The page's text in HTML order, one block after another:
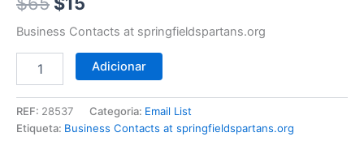
Business Contacts at springfieldspartans.org
Adicionar
REF: 28537 Categoria: Email List
Etiqueta: Business Contacts at springfieldspartans.org